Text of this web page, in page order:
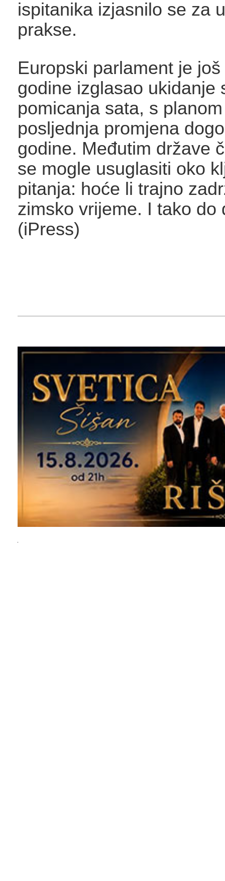
ispitanika izjasnilo se za
prakse.
Europski parlament je
godine izglasao ukidanje
pomicanja sata, s
posljednja promjena
godine. Međutim države
se mogle usuglasiti oko
pitanja: hoće li trajno
zimsko vrijeme. I tako do
(iPress)